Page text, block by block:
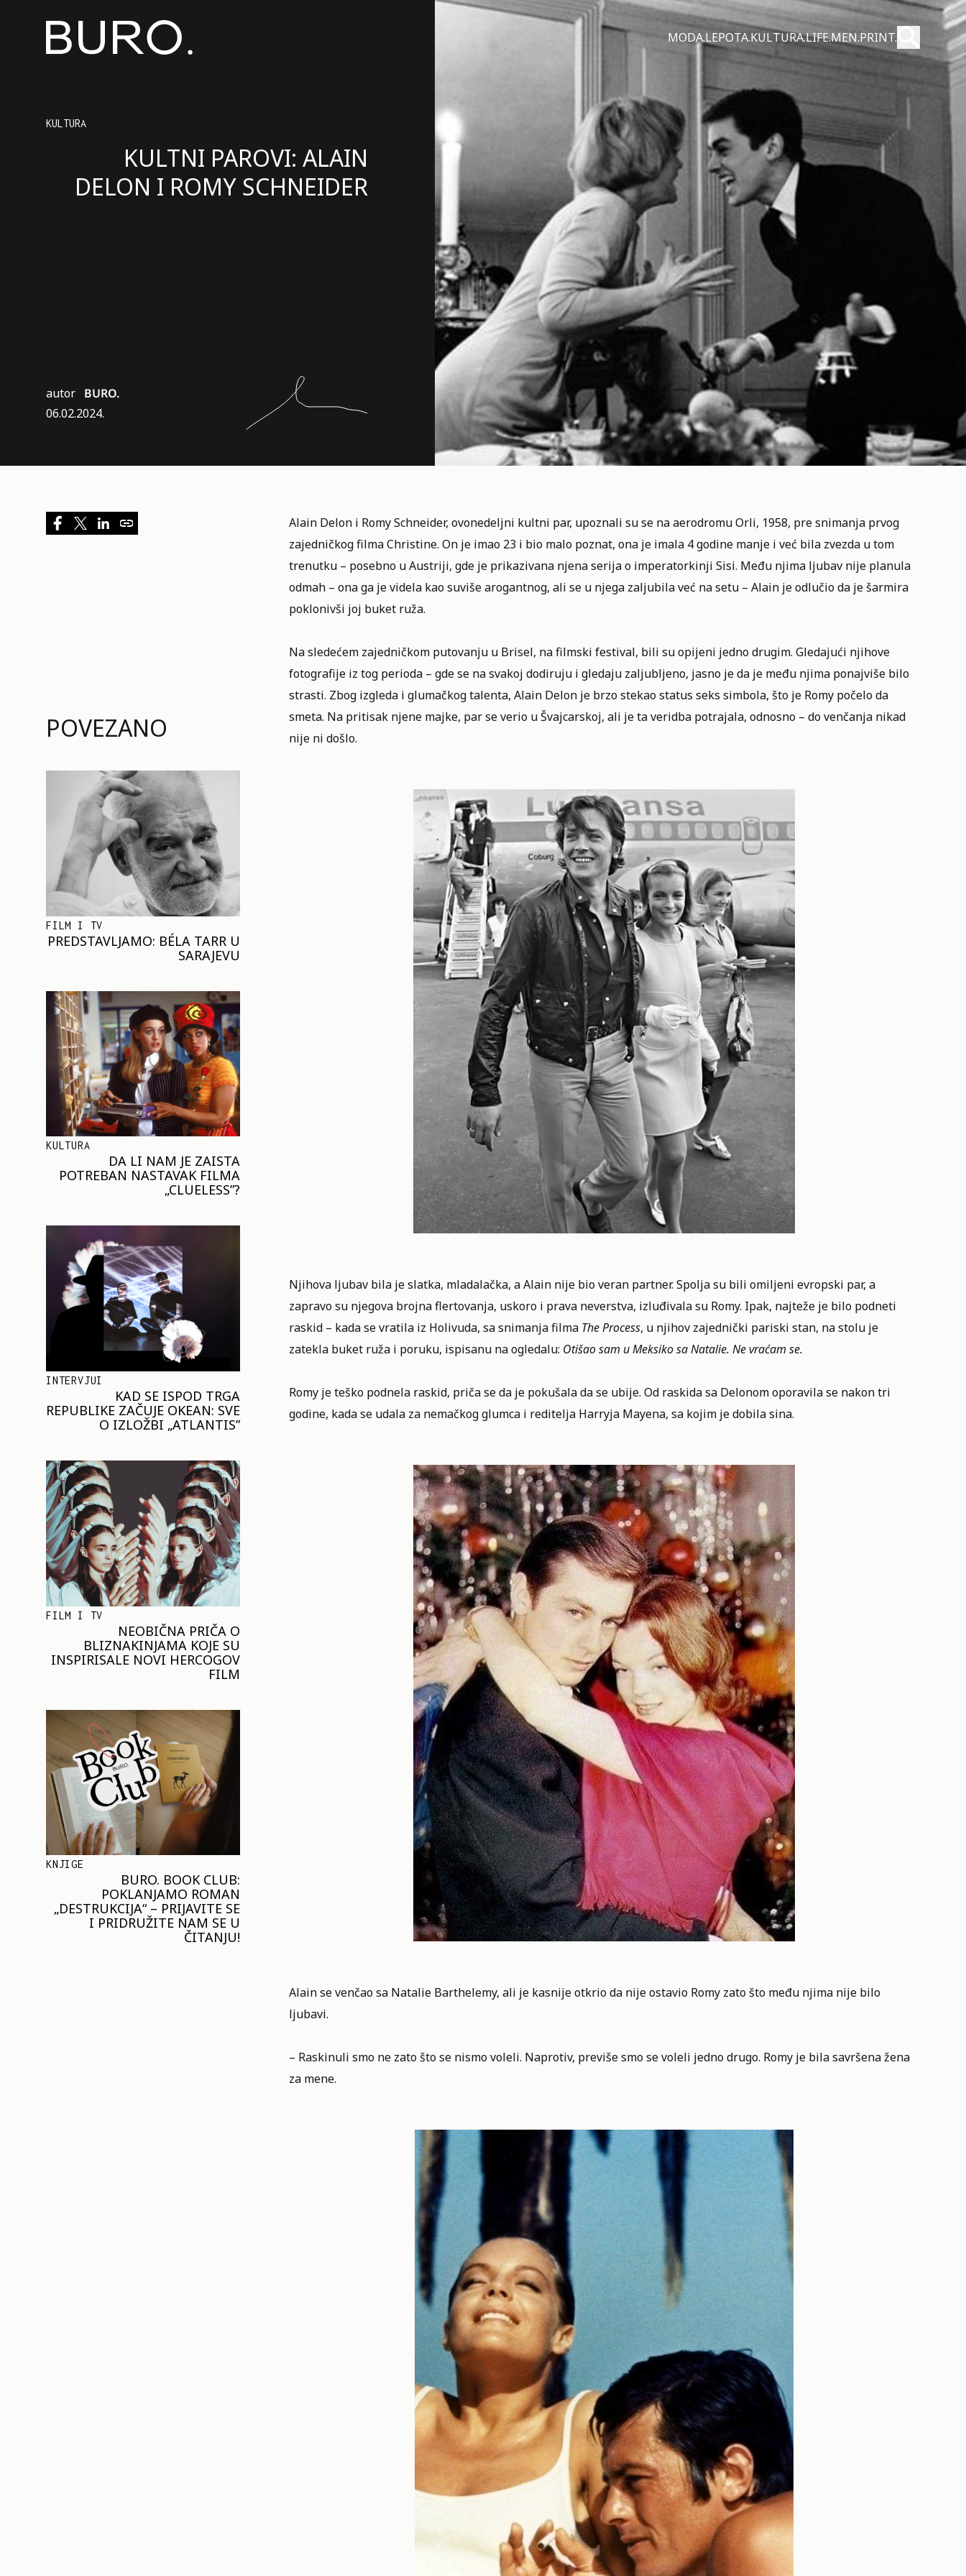
MODA.LEPOTA.KULTURA.LIFE.MEN.PRINT. Pretraži
Pošalji
KULTURA
KULTNI PAROVI: ALAIN
DELON I ROMY SCHNEIDER
autor BURO.
06.02.2024.
POVEZANO
FILM I TV
PREDSTAVLJAMO: BÉLA TARR U
SARAJEVU
KULTURA
DA LI NAM JE ZAISTA
POTREBAN NASTAVAK FILMA
„CLUELESS”?
INTERVJUI
KAD SE ISPOD TRGA
REPUBLIKE ZAČUJE OKEAN: SVE
O IZLOŽBI „ATLANTIS”
FILM I TV
NEOBIČNA PRIČA O
BLIZNAKINJAMA KOJE SU
INSPIRISALE NOVI HERCOGOV
FILM
KNJIGE
BURO. BOOK CLUB:
POKLANJAMO ROMAN
„DESTRUKCIJA“ – PRIJAVITE SE
I PRIDRUŽITE NAM SE U
ČITANJU!
Alain Delon i Romy Schneider, ovonedeljni kultni par, upoznali su se na aerodromu Orli, 1958, pre snimanja prvog
zajedničkog filma Christine. On je imao 23 i bio malo poznat, ona je imala 4 godine manje i već bila zvezda u tom
trenutku – posebno u Austriji, gde je prikazivana njena serija o imperatorkinji Sisi. Među njima ljubav nije planula
odmah – ona ga je videla kao suviše arogantnog, ali se u njega zaljubila već na setu – Alain je odlučio da je šarmira
poklonivši joj buket ruža.
Na sledećem zajedničkom putovanju u Brisel, na filmski festival, bili su opijeni jedno drugim. Gledajući njihove
fotografije iz tog perioda – gde se na svakoj dodiruju i gledaju zaljubljeno, jasno je da je među njima ponajviše bilo
strasti. Zbog izgleda i glumačkog talenta, Alain Delon je brzo stekao status seks simbola, što je Romy počelo da
smeta. Na pritisak njene majke, par se verio u Švajcarskoj, ali je ta veridba potrajala, odnosno – do venčanja nikad
nije ni došlo.
Njihova ljubav bila je slatka, mladalačka, a Alain nije bio veran partner. Spolja su bili omiljeni evropski par, a
zapravo su njegova brojna flertovanja, uskoro i prava neverstva, izluđivala su Romy. Ipak, najteže je bilo podneti
raskid – kada se vratila iz Holivuda, sa snimanja filma The Process, u njihov zajednički pariski stan, na stolu je
zatekla buket ruža i poruku, ispisanu na ogledalu: Otišao sam u Meksiko sa Natalie. Ne vraćam se.
Romy je teško podnela raskid, priča se da je pokušala da se ubije. Od raskida sa Delonom oporavila se nakon tri
godine, kada se udala za nemačkog glumca i reditelja Harryja Mayena, sa kojim je dobila sina.
Alain se venčao sa Natalie Barthelemy, ali je kasnije otkrio da nije ostavio Romy zato što među njima nije bilo
ljubavi.
– Raskinuli smo ne zato što se nismo voleli. Naprotiv, previše smo se voleli jedno drugo. Romy je bila savršena žena
za mene.